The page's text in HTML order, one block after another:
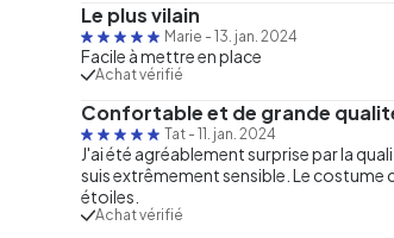
Le plus vilain
Marie - 13. jan. 2024
Facile à mettre en place
Achat vérifié
Confortable et de grande
Tat - 11. jan. 2024
J'ai été agréablement surprise par la
suis extrêmement sensible. Le costume
étoiles.
Achat vérifié